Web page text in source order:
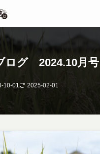
ログ 2024.10月号
10-01 2025-02-01